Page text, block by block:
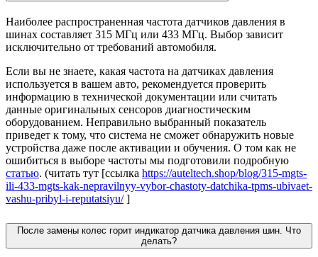
Наиболее распространенная частота датчиков давления в
шинах составляет 315 МГц или 433 МГц. Выбор зависит
исключительно от требований автомобиля.
Если вы не знаете, какая частота на датчиках давления
используется в вашем авто, рекомендуется проверить
информацию в технической документации или считать
данные оригинальных сенсоров диагностическим
оборудованием. Неправильно выбранный показатель
приведет к тому, что система не сможет обнаружить новые
устройства даже после активации и обучения. О том как не
ошибиться в выборе частоты мы подготовили подробную
статью. (читать тут [ссылка https://auteltech.shop/blog/315-mgts-
ili-433-mgts-kak-nepravilnyy-vybor-chastoty-datchika-tpms-ubivaet-
vashu-pribyl-i-reputatsiyu/]
После замены колес горит индикатор датчика давления шин. Что
делать?